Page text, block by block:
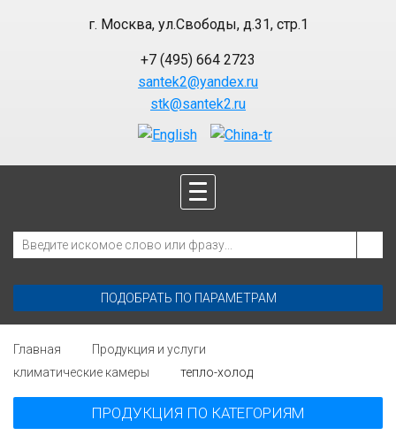
г. Москва,ул.Свободы, д.31, стр.1
+7 (495) 664 2723
santek2@yandex.ru
stk@santek2.ru
ПОДОБРАТЬ ПО ПАРАМЕТРАМ
Главная
Продукция и услуги
климатические камеры
тепло-холод
ПРОДУКЦИЯ ПО КАТЕГОРИЯМ